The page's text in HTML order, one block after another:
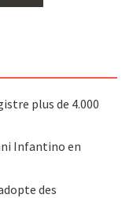
plus de 4.000
Infantino en
des